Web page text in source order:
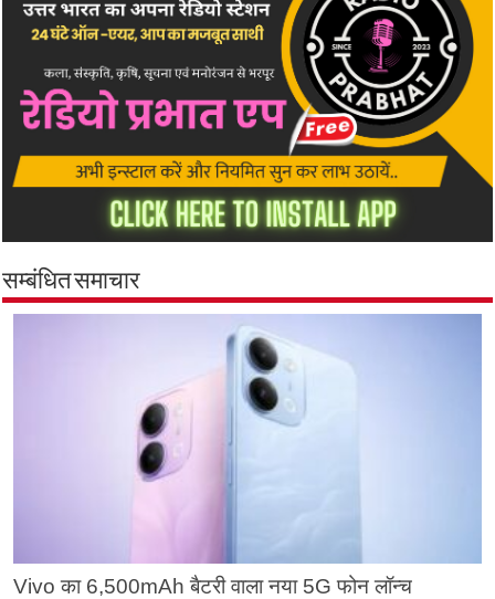
सम्बंधित समाचार
Vivo का 6,500mAh बैटरी वाला नया 5G फोन लॉन्च